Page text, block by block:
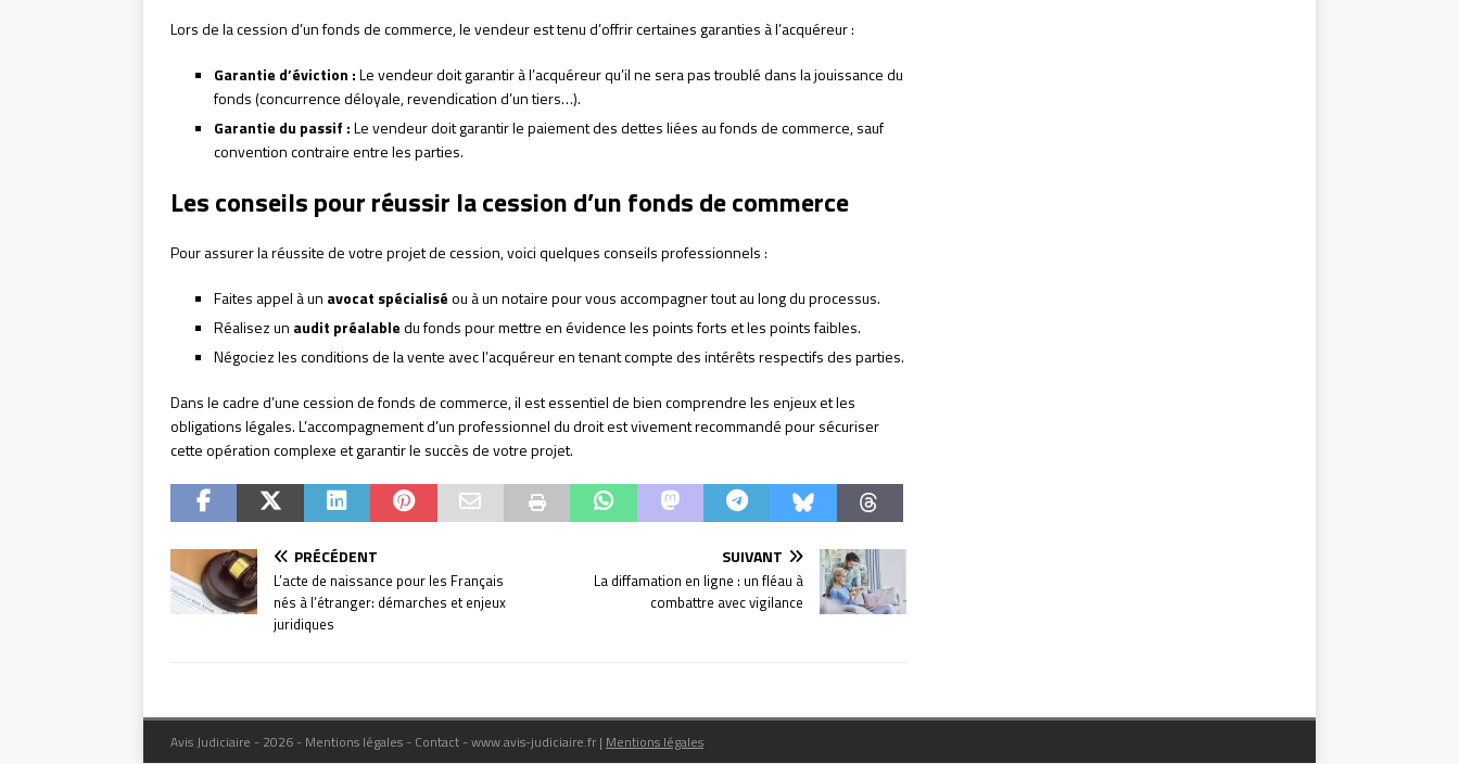
Lors de la cession d’un fonds de commerce, le vendeur est tenu d’offrir certaines garanties à l’acquéreur :
Garantie d’éviction :Le vendeur doit garantir à l’acquéreur qu’il ne sera pas troublé dans la jouissance du
fonds (concurrence déloyale, revendication d’un tiers…).
Garantie du passif :Le vendeur doit garantir le paiement des dettes liées au fonds de commerce, sauf
convention contraire entre les parties.
Les conseils pour réussir la cession d’un fonds de commerce
Pour assurer la réussite de votre projet de cession, voici quelques conseils professionnels :
Faites appel à un avocat spécialiséou à un notaire pour vous accompagner tout au long du processus.
Réalisez un audit préalabledu fonds pour mettre en évidence les points forts et les points faibles.
Négociez les conditions de la vente avec l’acquéreur en tenant compte des intérêts respectifs des parties.
Dans le cadre d’une cession de fonds de commerce, il est essentiel de bien comprendre les enjeux et les
obligations légales. L’accompagnement d’un professionnel du droit est vivement recommandé pour sécuriser
cette opération complexe et garantir le succès de votre projet.
PRÉCÉDENT
L’acte de naissance pour les Français
nés à l’étranger: démarches et enjeux
juridiques
SUIVANT
La diffamation en ligne : un fléau à
combattre avec vigilance
Avis Judiciaire - 2026 - Mentions légales - Contact - www.avis-judiciaire.fr | Mentions légales